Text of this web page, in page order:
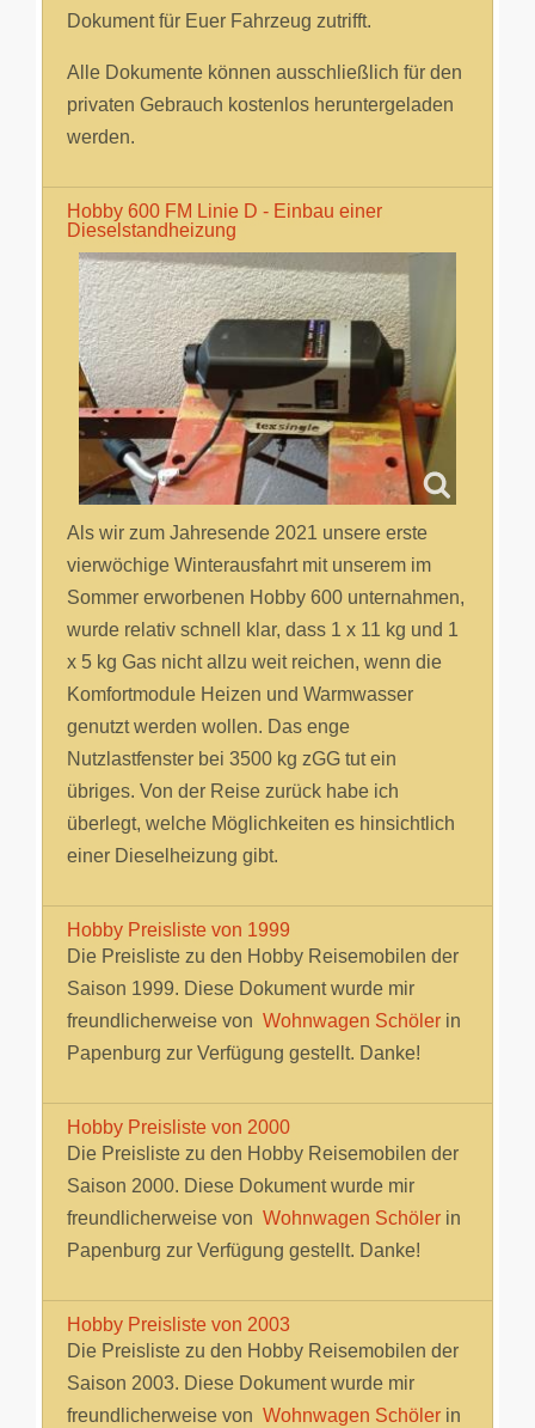
Dokument für Euer Fahrzeug zutrifft.
Alle Dokumente können ausschließlich für den
privaten Gebrauch kostenlos heruntergeladen
werden.
Hobby 600 FM Linie D - Einbau einer
Dieselstandheizung
Als wir zum Jahresende 2021 unsere erste
vierwöchige Winterausfahrt mit unserem im
Sommer erworbenen Hobby 600 unternahmen,
wurde relativ schnell klar, dass 1 x 11 kg und 1
x 5 kg Gas nicht allzu weit reichen, wenn die
Komfortmodule Heizen und Warmwasser
genutzt werden wollen. Das enge
Nutzlastfenster bei 3500 kg zGG tut ein
übriges. Von der Reise zurück habe ich
überlegt, welche Möglichkeiten es hinsichtlich
einer Dieselheizung gibt.
Hobby Preisliste von 1999
Die Preisliste zu den Hobby Reisemobilen der
Saison 1999. Diese Dokument wurde mir
freundlicherweise von Wohnwagen Schöler in
Papenburg zur Verfügung gestellt. Danke!
Hobby Preisliste von 2000
Die Preisliste zu den Hobby Reisemobilen der
Saison 2000. Diese Dokument wurde mir
freundlicherweise von Wohnwagen Schöler in
Papenburg zur Verfügung gestellt. Danke!
Hobby Preisliste von 2003
Die Preisliste zu den Hobby Reisemobilen der
Saison 2003. Diese Dokument wurde mir
freundlicherweise von Wohnwagen Schöler in